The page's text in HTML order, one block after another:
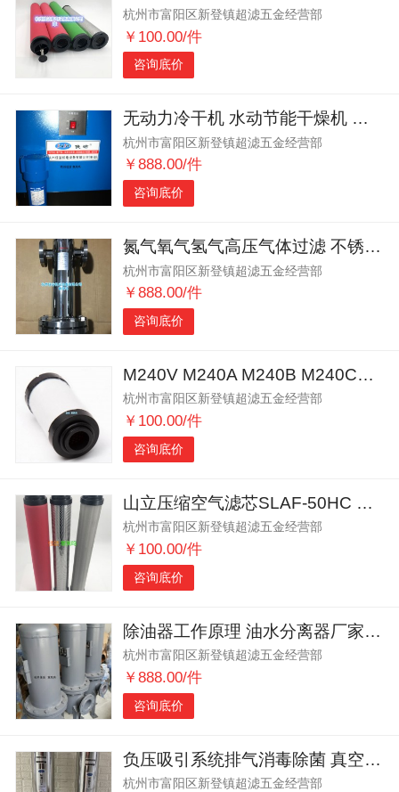
杭州市富阳区新登镇超滤五金经营部
￥100.00/件
咨询底价
无动力冷干机 水动节能干燥机 纺织工厂节能冷却除水净化
杭州市富阳区新登镇超滤五金经营部
￥888.00/件
咨询底价
氮气氧气氢气高压气体过滤 不锈钢压缩空气精密过滤器
杭州市富阳区新登镇超滤五金经营部
￥888.00/件
咨询底价
M240V M240A M240B M240C阿普达精密滤芯
杭州市富阳区新登镇超滤五金经营部
￥100.00/件
咨询底价
山立压缩空气滤芯SLAF-50HC SLAF-50HT
杭州市富阳区新登镇超滤五金经营部
￥100.00/件
咨询底价
除油器工作原理 油水分离器厂家 油水分离器工作原理
杭州市富阳区新登镇超滤五金经营部
￥888.00/件
咨询底价
负压吸引系统排气消毒除菌 真空消毒装置 负压除菌过滤器
杭州市富阳区新登镇超滤五金经营部